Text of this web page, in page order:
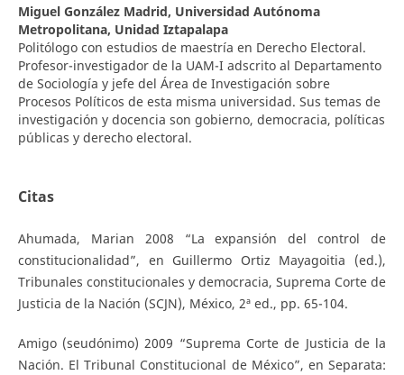
Miguel González Madrid, Universidad Autónoma
Metropolitana, Unidad Iztapalapa
Politólogo con estudios de maestría en Derecho Electoral.
Profesor-investigador de la UAM-I adscrito al Departamento
de Sociología y jefe del Área de Investigación sobre
Procesos Políticos de esta misma universidad. Sus temas de
investigación y docencia son gobierno, democracia, políticas
públicas y derecho electoral.
Citas
Ahumada, Marian 2008 “La expansión del control de
constitucionalidad”, en Guillermo Ortiz Mayagoitia (ed.),
Tribunales constitucionales y democracia, Suprema Corte de
Justicia de la Nación (SCJN), México, 2ª ed., pp. 65-104.
Amigo (seudónimo) 2009 “Suprema Corte de Justicia de la
Nación. El Tribunal Constitucional de México”, en Separata: